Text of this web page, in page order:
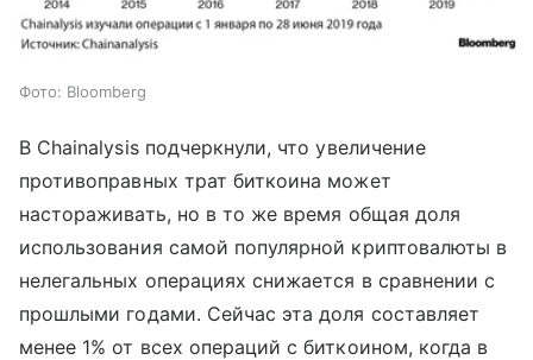
Фото: Bloomberg
В Chainalysis подчеркнули, что увеличение
противоправных трат биткоина может
настораживать, но в то же время общая доля
использования самой популярной криптовалюты в
нелегальных операциях снижается в сравнении с
прошлыми годами. Сейчас эта доля составляет
менее 1% от всех операций с биткоином, когда в